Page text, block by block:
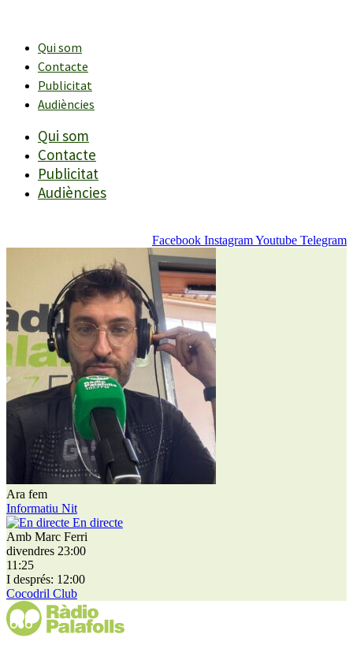
contingutQui som
Contacte
Publicitat
Audiències
Qui som
Contacte
Publicitat
Audiències
Facebook InstagramYoutube Telegram
Ara fem
Informatiu Nit
En directe
Amb Marc Ferri
divendres 23:00
11:25
I després: 12:00
Cocodril Club